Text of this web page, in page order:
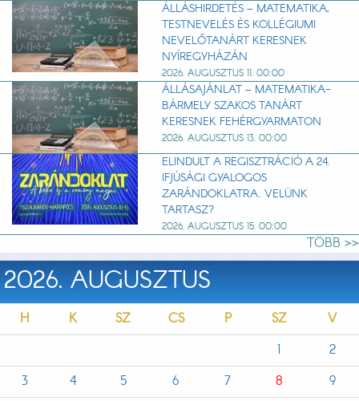
ÁLLÁSHIRDETÉS – MATEMATIKA,
TESTNEVELÉS ÉS KOLLÉGIUMI
NEVELŐTANÁRT KERESNEK
NYÍREGYHÁZÁN
2026. AUGUSZTUS 11. 00:00
ÁLLÁSAJÁNLAT – MATEMATIKA-
BÁRMELY SZAKOS TANÁRT
KERESNEK FEHÉRGYARMATON
2026. AUGUSZTUS 13. 00:00
ELINDULT A REGISZTRÁCIÓ A 24.
IFJÚSÁGI GYALOGOS
ZARÁNDOKLATRA. VELÜNK
TARTASZ?
2026. AUGUSZTUS 15. 00:00
TÖBB >>
2026. AUGUSZTUS
H K SZ CS P SZ
V
1
2
3
4 5 6 7 8
9